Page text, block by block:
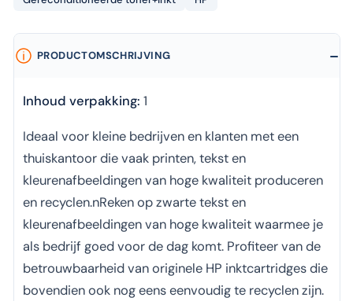
PRODUCTOMSCHRIJVING
Inhoud verpakking: 1
Ideaal voor kleine bedrijven en klanten met een
thuiskantoor die vaak printen, tekst en
kleurenafbeeldingen van hoge kwaliteit produceren
en recyclen.nReken op zwarte tekst en
kleurenafbeeldingen van hoge kwaliteit waarmee je
als bedrijf goed voor de dag komt. Profiteer van de
betrouwbaarheid van originele HP inktcartridges die
bovendien ook nog eens eenvoudig te recyclen zijn.